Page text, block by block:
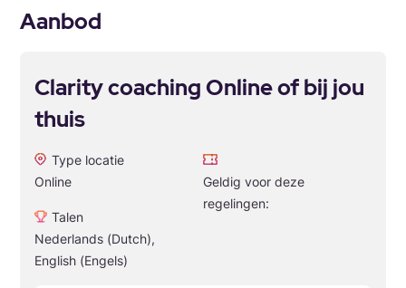
Aanbod
Clarity coaching Online of bij jou
thuis
Type locatie
Online
Geldig voor deze
regelingen:
Talen
Nederlands (Dutch),
English (Engels)